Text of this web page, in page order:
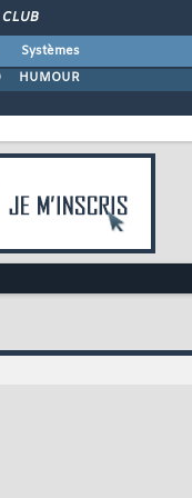
CLUB
Systèmes
HUMOUR